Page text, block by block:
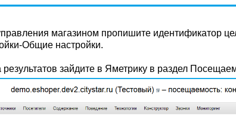
магазином пропишите идентификатор
Общие настройки.
зайдите в Яметрику в раздел